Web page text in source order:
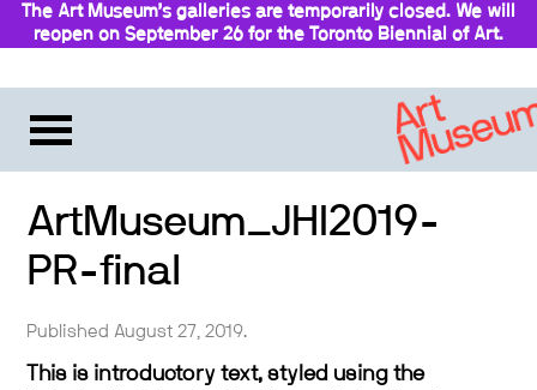
The Art Museum’s galleries are temporarily closed. We will
reopen on September 26 for the Toronto Biennial of Art.
ArtMuseum_JHI2019-
PR-final
Published August 27, 2019.
This is introductory text, styled using the